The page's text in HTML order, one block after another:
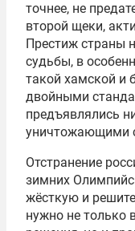
точнее, не
второй щеки,
Престиж страны
судьбы, в
такой хамской и
двойными
предъявлялись
уничтожающими
Отстранение
зимних
жёсткую и
нужно не только